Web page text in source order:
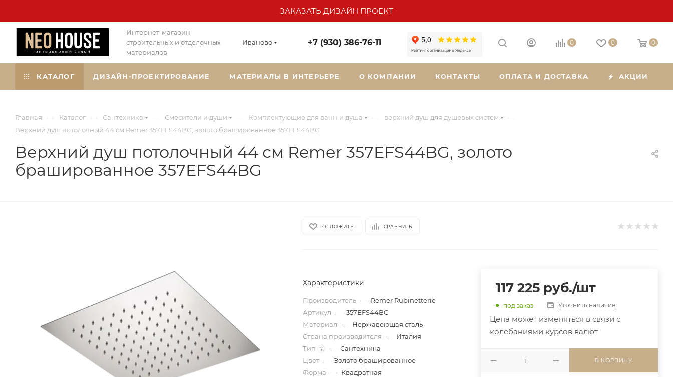
ЗАКАЗАТЬ ДИЗАЙН ПРОЕКТ
Интернет-магазин
строительных и отделочных
материалов
Иваново +7 (930) 386-76-11 0 0 0
КАТАЛОГ ДИЗАЙН-ПРОЕКТИРОВАНИЕ МАТЕРИАЛЫ В ИНТЕРЬЕРЕ О КОМПАНИИ КОНТАКТЫ ОПЛАТА И ДОСТАВКА АКЦИИ
Главная — Каталог — Сантехника — Смесители и души — Комплектующие для ванн и душа — верхний душ для душевых систем —
Верхний душ потолочный 44 см Remer 357EFS44BG, золото брашированное 357EFS44BG
Верхний душ потолочный 44 см Remer 357EFS44BG, золото
брашированное 357EFS44BG
ОТЛОЖИТЬ СРАВНИТЬ
Характеристики
Производитель — Remer Rubinetterie
Артикул — 357EFS44BG
Материал — Нержавеющая сталь
Страна производителя — Италия
Тип
? — Сантехника
Цвет — Золото брашированное
Форма — Квадратная
117 225руб./шт
под заказ Уточнить наличие
Цена может изменяться в связи с
колебаниями курсов валют
В КОРЗИНУ